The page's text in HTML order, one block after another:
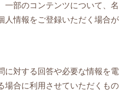
一部のコンテンツについて、名
人情報をご登録いただく場合が
に対する回答や必要な情報を電
場合に利用させていただくもの